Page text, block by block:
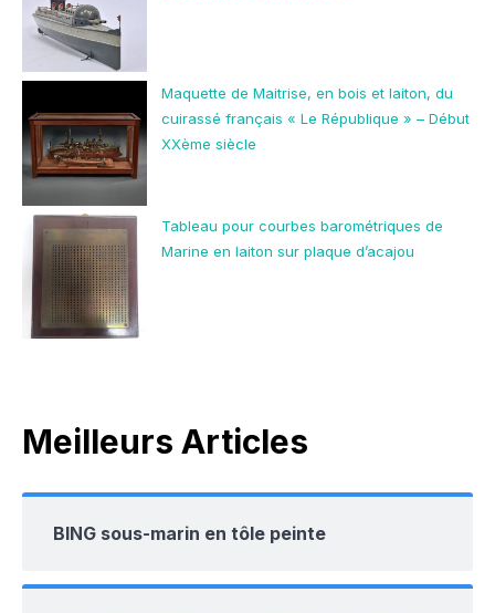
Maquette de Maitrise, en bois et laiton, du
cuirassé français « Le République » – Début
XXème siècle
Tableau pour courbes barométriques de
Marine en laiton sur plaque d’acajou
Meilleurs Articles
BING sous-marin en tôle peinte